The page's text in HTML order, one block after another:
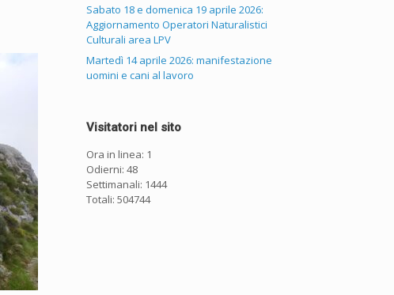
Sabato 18 e domenica 19 aprile 2026:
Aggiornamento Operatori Naturalistici
Culturali area LPV
Martedì 14 aprile 2026: manifestazione
uomini e cani al lavoro
Visitatori nel sito
Ora in linea: 1
Odierni: 48
Settimanali: 1444
Totali: 504744